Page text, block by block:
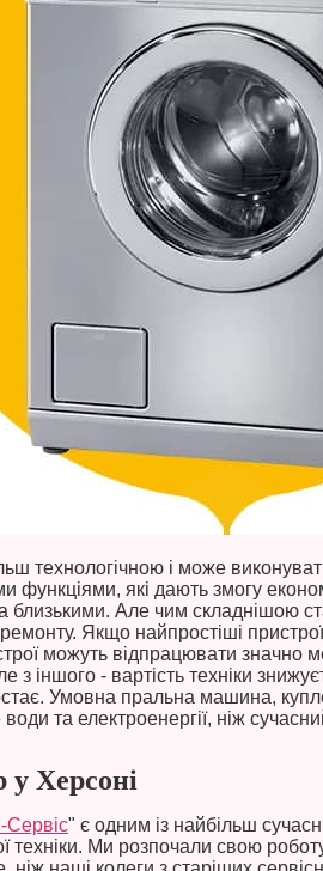
технологічною і може
функціями, які дають змогу
близькими. Але чим складнішою
Якщо найпростіші
можуть відпрацювати значно
з іншого - вартість техніки
Умовна пральна машина,
та електроенергії, ніж
у Херсоні
Сервіс" є одним із найбільш
техніки. Ми розпочали свою